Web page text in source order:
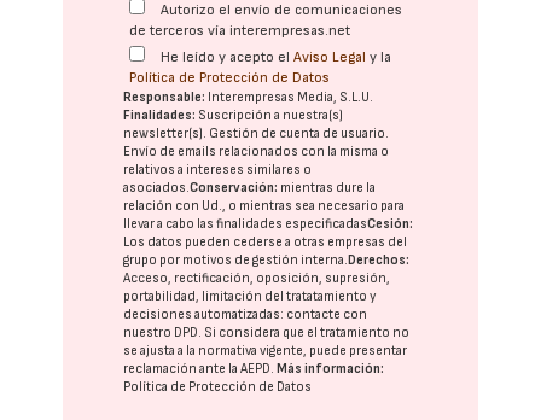
Autorizo el envío de comunicaciones
de terceros vía interempresas.net
He leído y acepto elAviso Legal y la
Política de Protección de Datos
Responsable: Interempresas Media, S.L.U.
Finalidades: Suscripción a nuestra(s)
newsletter(s). Gestión de cuenta de usuario.
Envío de emails relacionados con la misma o
relativos a intereses similares o
asociados.Conservación: mientras dure la
relación con Ud., o mientras sea necesario para
llevar a cabo las finalidades especificadasCesión:
Los datos pueden cederse a otras empresas del
grupo por motivos de gestión interna. Derechos:
Acceso, rectificación, oposición, supresión,
portabilidad, limitación del tratatamiento y
decisiones automatizadas: contacte con
nuestro DPD. Si considera que el tratamiento no
se ajusta a la normativa vigente, puede presentar
reclamación ante laAEPD. Más información:
Política de Protección de Datos